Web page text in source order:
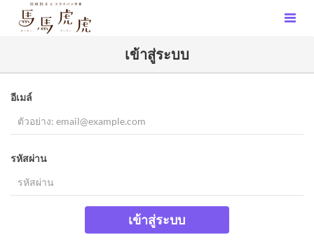
เข้าสู่ระบบ
อีเมล์
รหัสผ่าน
เข้าสู่ระบบ